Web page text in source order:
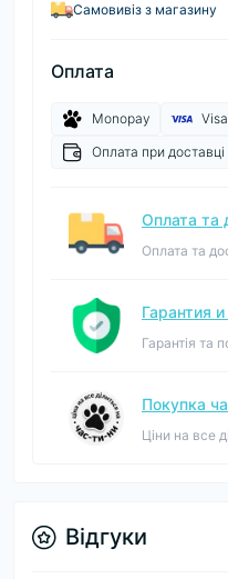
Самовивіз з магазину
Оплата
Monopay Visa
Оплата при доставці
Оплата та
Оплата та
Гарантия
Гарантія та
Покупка
Ціни на все
Відгуки